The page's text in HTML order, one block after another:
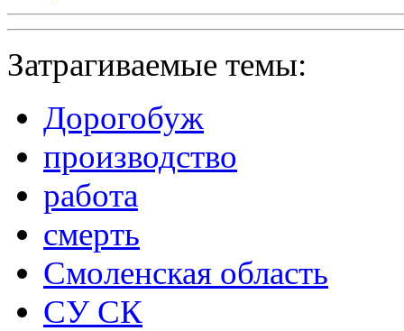
Затрагиваемые темы:
Дорогобуж
производство
работа
смерть
Смоленская область
СУ СК